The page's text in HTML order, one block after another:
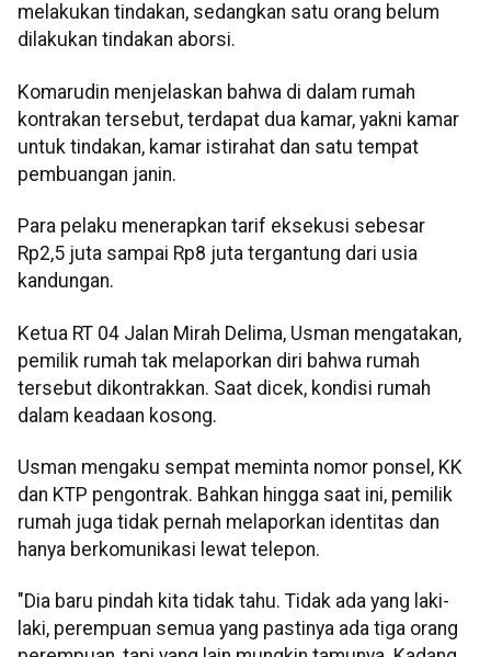
melakukan tindakan, sedangkan satu orang belum
dilakukan tindakan aborsi.
Komarudin menjelaskan bahwa di dalam rumah
kontrakan tersebut, terdapat dua kamar, yakni kamar
untuk tindakan, kamar istirahat dan satu tempat
pembuangan janin.
Para pelaku menerapkan tarif eksekusi sebesar
Rp2,5 juta sampai Rp8 juta tergantung dari usia
kandungan.
Ketua RT 04 Jalan Mirah Delima, Usman mengatakan,
pemilik rumah tak melaporkan diri bahwa rumah
tersebut dikontrakkan. Saat dicek, kondisi rumah
dalam keadaan kosong.
Usman mengaku sempat meminta nomor ponsel, KK
dan KTP pengontrak. Bahkan hingga saat ini, pemilik
rumah juga tidak pernah melaporkan identitas dan
hanya berkomunikasi lewat telepon.
"Dia baru pindah kita tidak tahu. Tidak ada yang laki-
laki, perempuan semua yang pastinya ada tiga orang